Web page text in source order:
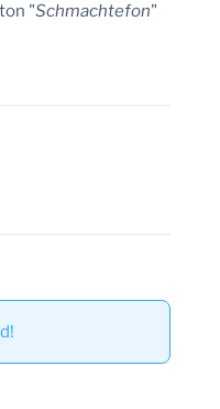
"Schmachtefon"